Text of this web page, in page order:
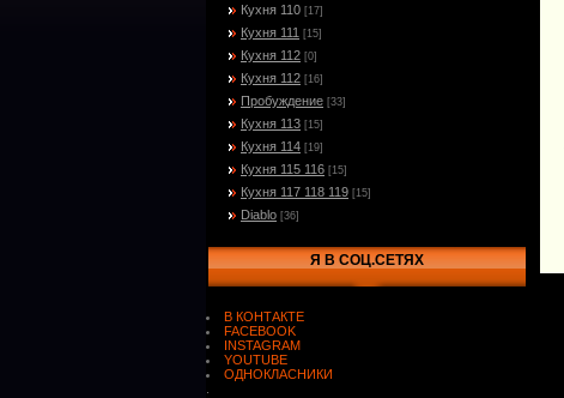
Кухня 110 [17]
Кухня 111 [15]
Кухня 112 [0]
Кухня 112 [16]
Пробуждение [33]
Кухня 113 [15]
Кухня 114 [19]
Кухня 115 116 [15]
Кухня 117 118 119 [15]
Diablo [36]
Я В СОЦ.СЕТЯХ
В КОНТАКТЕ
FACEBOOK
INSTAGRAM
YOUTUBE
ОДНОКЛАСНИКИ